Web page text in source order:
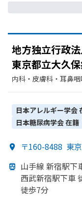
地方独立行政
東京都立大久
内科・​皮膚科・​耳鼻
眼科・​歯科口腔外科
断・​循環器科・​乳腺外
日本アレルギー学会
日本糖尿病学会在籍
〒160-8488 東
山手線 新宿駅下
西武新宿駅下車
徒歩7分